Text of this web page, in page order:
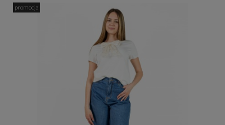
promocja